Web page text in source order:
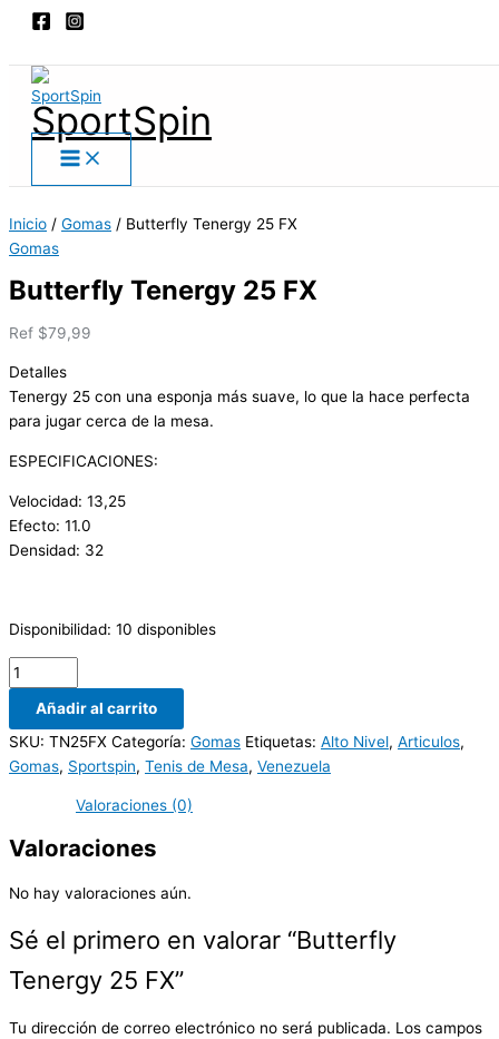
SportSpin
Menu
Inicio / Gomas / Butterfly Tenergy 25 FX
Gomas
Butterfly Tenergy 25 FX
Ref $79,99
Detalles
Tenergy 25 con una esponja más suave, lo que la hace perfecta
para jugar cerca de la mesa.
ESPECIFICACIONES:
Velocidad: 13,25
Efecto: 11.0
Densidad: 32
Disponibilidad: 10 disponibles
Butterfly
Tenergy
cantidad
Añadir al carrito
SKU: TN25FX Categoría: Gomas Etiquetas: Alto Nivel, Articulos,
Gomas, Sportspin, Tenis de Mesa, Venezuela
Valoraciones (0)
Valoraciones
No hay valoraciones aún.
Sé el primero en valorar “Butterfly
Tenergy 25 FX”
Tu dirección de correo electrónico no será publicada. Los campos